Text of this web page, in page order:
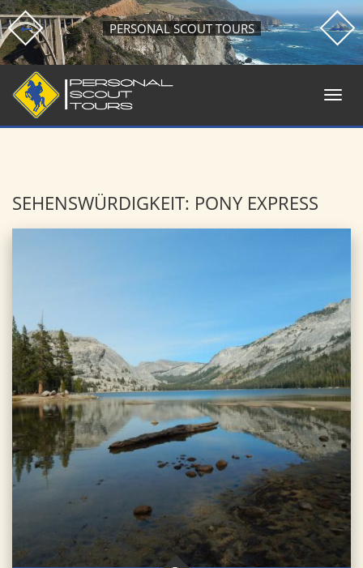
PERSONAL SCOUT TOURS
SEHENSWÜRDIGKEIT: PONY EXPRESS